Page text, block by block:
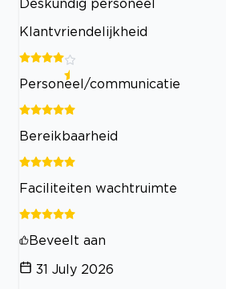
Deskundig personeel
Klantvriendelijkheid
Personeel/communicatie
Bereikbaarheid
Faciliteiten wachtruimte
Beveelt aan
31 July 2026